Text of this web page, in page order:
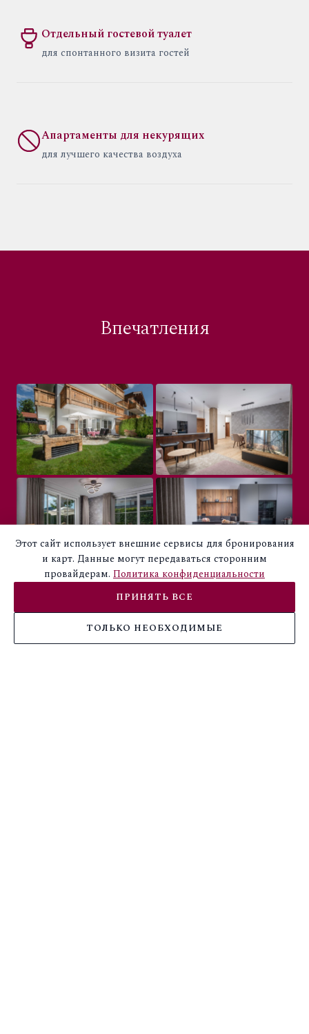
Отдельный гостевой туалет
для спонтанного визита гостей
Апартаменты для некурящих
для лучшего качества воздуха
Впечатления
Этот сайт использует внешние сервисы для бронирования
и карт. Данные могут передаваться сторонним
провайдерам. Политика конфиденциальности
ПРИНЯТЬ ВСЕ
ТОЛЬКО НЕОБХОДИМЫЕ